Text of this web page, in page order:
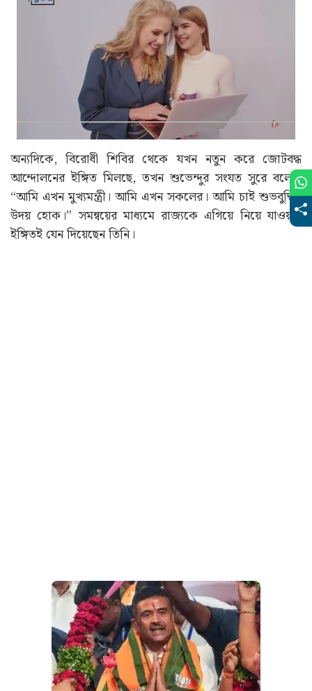
অন্যদিকে, বিরোধী শিবির থেকে যখন নতুন করে জোটবদ্ধ
আন্দোলনের ইঙ্গিত মিলছে, তখন শুভেন্দুর সংযত সুরে বলেন,
“আমি এখন মুখ্যমন্ত্রী। আমি এখন সকলের। আমি চাই শুভবুদ্ধির
উদয় হোক।” সমন্বয়ের মাধ্যমে রাজ্যকে এগিয়ে নিয়ে যাওয়ার
ইঙ্গিতই যেন দিয়েছেন তিনি।